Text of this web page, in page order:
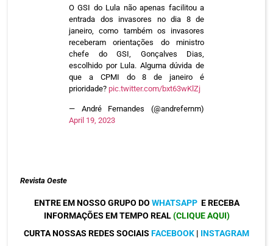
O GSI do Lula não apenas facilitou a
entrada dos invasores no dia 8 de
janeiro, como também os invasores
receberam orientações do ministro
chefe do GSI, Gonçalves Dias,
escolhido por Lula. Alguma dúvida de
que a CPMI do 8 de janeiro é
prioridade? pic.twitter.com/bxt63wKlZj
— André Fernandes (@andrefernm)
April 19, 2023
Revista Oeste
ENTRE EM NOSSO GRUPO DO WHATSAPP E RECEBA
INFORMAÇÕES EM TEMPO REAL(CLIQUE AQUI)
CURTA NOSSAS REDES SOCIAIS FACEBOOK | INSTAGRAM